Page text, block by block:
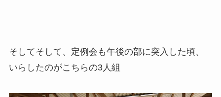
そしてそして、定例会も午後の部に突入した頃、
いらしたのがこちらの3人組